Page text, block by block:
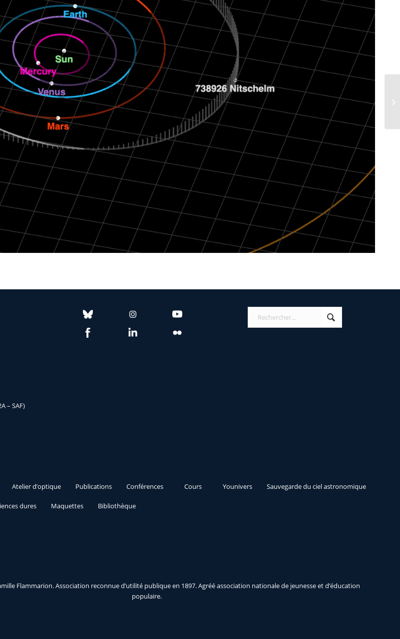
– SAF)
Atelier d’optique Publications Conférences Cours Younivers Sauvegarde du ciel astronomique
dures Maquettes Bibliothèque
Flammarion. Association reconnue d’utilité publique en 1897. Agréé association nationale de jeunesse et d’éducation
populaire.